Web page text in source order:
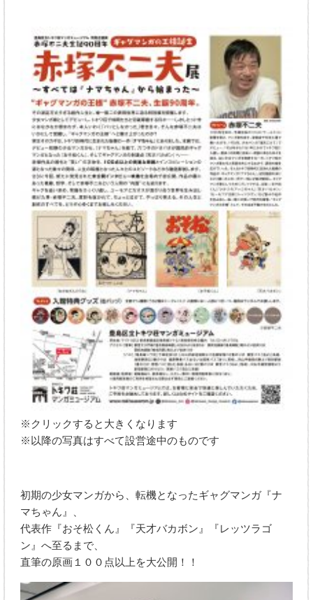
※クリックすると大きくなります
※以降の写真はすべて設営途中のものです
初期の少女マンガから、転機となったギャグマンガ『ナ
マちゃん』、
代表作『おそ松くん』『天才バカボン』『レッツラゴ
ン』へ至るまで、
直筆の原画１００点以上を大公開！！